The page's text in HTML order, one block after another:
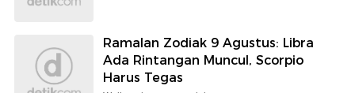
Ramalan Zodiak 9 Agustus: Libra
Ada Rintangan Muncul, Scorpio
Harus Tegas